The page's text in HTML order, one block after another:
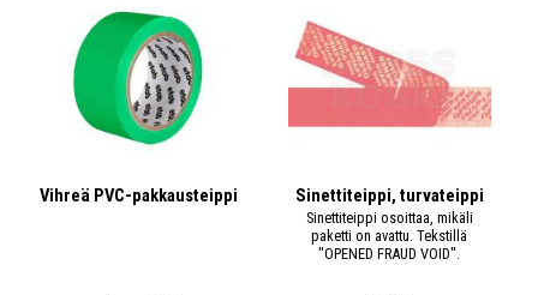
Vihreä PVC-pakkausteippi Sinettiteippi, turvateippi
Sinettiteippi osoittaa, mikäli
paketti on avattu. Tekstillä
"OPENED FRAUD VOID".